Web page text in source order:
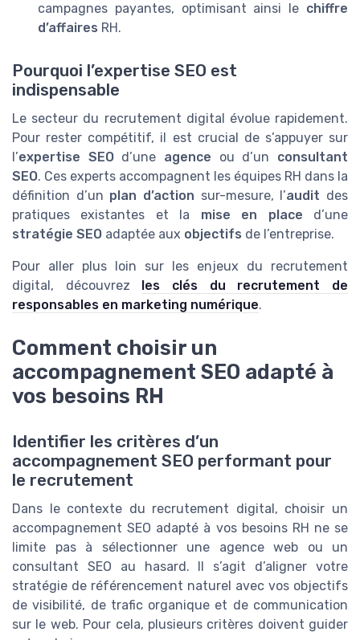
campagnes payantes, optimisant ainsi le chiffre
d’affaires RH.
Pourquoi l’expertise SEO est
indispensable
Le secteur du recrutement digital évolue rapidement.
Pour rester compétitif, il est crucial de s’appuyer sur
l’expertise SEOd’une agence ou d’un consultant
SEO. Ces experts accompagnent les équipes RH dans la
définition d’un plan d’action sur-mesure, l’audit des
pratiques existantes et la mise en place d’une
stratégie SEO adaptée aux objectifs de l’entreprise.
Pour aller plus loin sur les enjeux du recrutement
digital, découvrez
les clés du recrutement de
responsables en marketing numérique.
Comment choisir un
accompagnement SEO adapté à
vos besoins RH
Identifier les critères d’un
accompagnement SEO performant pour
le recrutement
Dans le contexte du recrutement digital, choisir un
accompagnement SEO adapté à vos besoins RH ne se
limite pas à sélectionner une agence web ou un
consultant SEO au hasard. Il s’agit d’aligner votre
stratégie de référencement naturel avec vos objectifs
de visibilité, de trafic organique et de communication
sur le web. Pour cela, plusieurs critères doivent guider